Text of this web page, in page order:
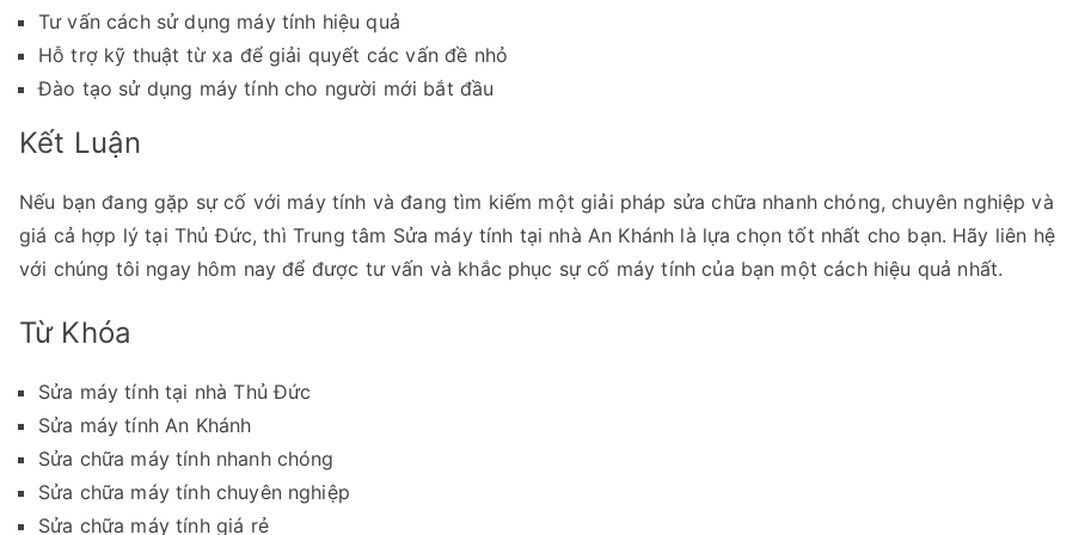
Tư vấn cách sử dụng máy tính hiệu quả
Hỗ trợ kỹ thuật từ xa để giải quyết các vấn đề nhỏ
Đào tạo sử dụng máy tính cho người mới bắt đầu
Kết Luận
Nếu bạn đang gặp sự cố với máy tính và đang tìm kiếm một giải pháp sửa chữa nhanh chóng, chuyên nghiệp và
giá cả hợp lý tại Thủ Đức, thì Trung tâm Sửa máy tính tại nhà An Khánh là lựa chọn tốt nhất cho bạn. Hãy liên hệ
với chúng tôi ngay hôm nay để được tư vấn và khắc phục sự cố máy tính của bạn một cách hiệu quả nhất.
Từ Khóa
Sửa máy tính tại nhà Thủ Đức
Sửa máy tính An Khánh
Sửa chữa máy tính nhanh chóng
Sửa chữa máy tính chuyên nghiệp
Sửa chữa máy tính giá rẻ